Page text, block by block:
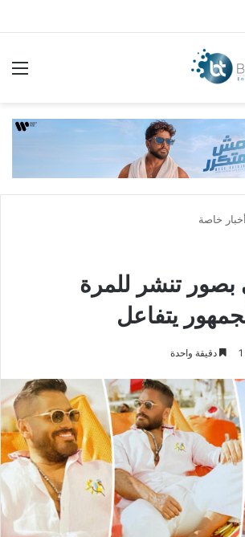
أخبار خاصة
تنشر للمرة
يتفاعل
1 دقيقة واحدة